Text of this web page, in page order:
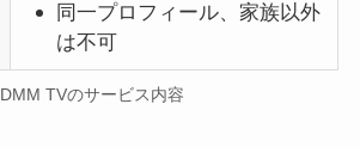
同一プロフィール、家族以外
は不可
DMM TVのサービス内容